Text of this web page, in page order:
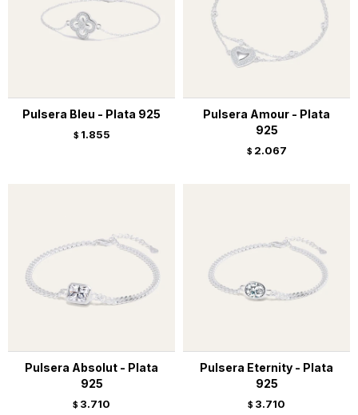
Pulsera Bleu - Plata 925
$ 1.855
Pulsera Amour - Plata
925
$ 2.067
Pulsera Absolut - Plata
925
$ 3.710
Pulsera Eternity - Plata
925
$ 3.710